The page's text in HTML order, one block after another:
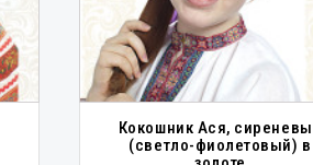
Кокошник Ася,
(светло-фиолетовый) в